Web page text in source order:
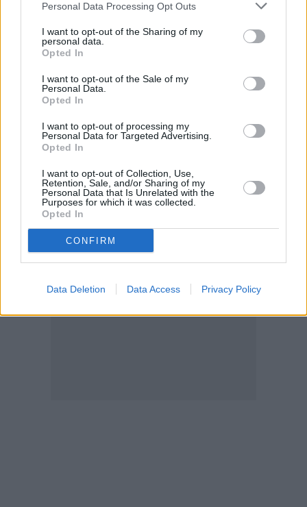
Personal Data Processing Opt Outs
I want to opt-out of the Sharing of my
personal data.
Opted In
I want to opt-out of the Sale of my
Personal Data.
Opted In
I want to opt-out of processing my
Personal Data for Targeted Advertising.
Opted In
I want to opt-out of Collection, Use,
Retention, Sale, and/or Sharing of my
Personal Data that Is Unrelated with the
Purposes for which it was collected.
Opted In
CONFIRM
Data Deletion Data Access Privacy Policy